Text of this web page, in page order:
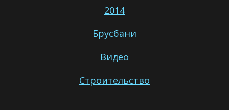
2014
Брусбани
Видео
Строительство